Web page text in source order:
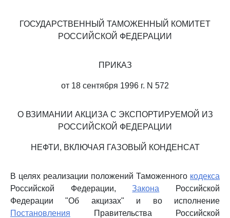
ГОСУДАРСТВЕННЫЙ ТАМОЖЕННЫЙ КОМИТЕТ
РОССИЙСКОЙ ФЕДЕРАЦИИ
ПРИКАЗ
от 18 сентября 1996 г. N 572
О ВЗИМАНИИ АКЦИЗА С ЭКСПОРТИРУЕМОЙ ИЗ
РОССИЙСКОЙ ФЕДЕРАЦИИ
НЕФТИ, ВКЛЮЧАЯ ГАЗОВЫЙ КОНДЕНСАТ
В целях реализации положений Таможенного кодекса
Российской Федерации,Закона Российской
Федерации "Об акцизах" и во исполнение
Постановления Правительства Российской